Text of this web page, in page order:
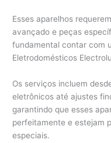
Esses aparelhos
avançado e peças
fundamental contar com
Eletrodomésticos
Os serviços incluem
eletrônicos até ajustes
garantindo que esses
perfeitamente e estejam
especiais.